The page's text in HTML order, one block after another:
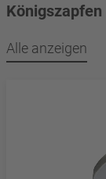
Königszapfen
Alle anzeigen